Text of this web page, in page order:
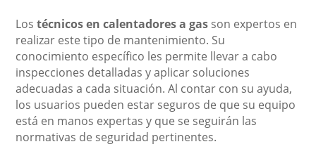
Lostécnicos en calentadores a gas son expertos en
realizar este tipo de mantenimiento. Su
conocimiento específico les permite llevar a cabo
inspecciones detalladas y aplicar soluciones
adecuadas a cada situación. Al contar con su ayuda,
los usuarios pueden estar seguros de que su equipo
está en manos expertas y que se seguirán las
normativas de seguridad pertinentes.